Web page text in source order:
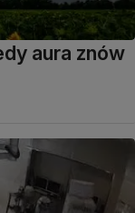
aura znów